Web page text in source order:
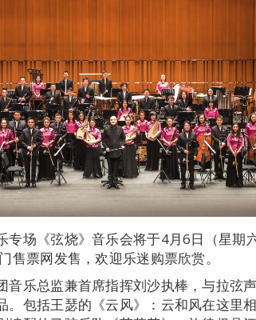
专场《弦烧》音乐会将于4月6日（星期
售票网发售，欢迎乐迷购票欣赏。
音乐总监兼首席指挥刘沙执棒，与拉弦
。包括王瑟的《云风》：云和风在这里